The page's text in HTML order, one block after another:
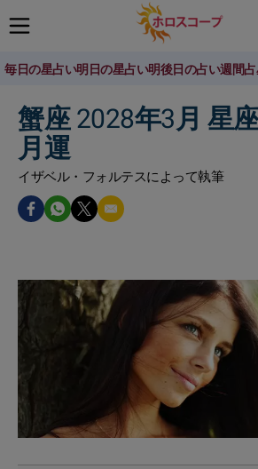
毎日の星占い明日の星占い明後日の占い週間
蟹座 2028年3月 星
月運
イザベル・フォルテスによって執筆